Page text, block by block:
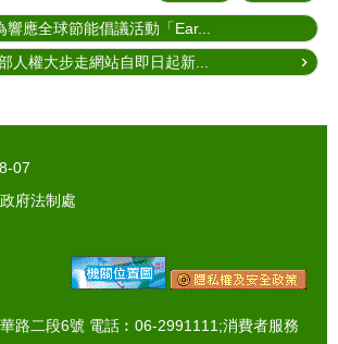
響應全球節能倡議活動「Ear...
人權大步走網站自即日起新...
07
府法制處
路二段6號 電話︰06-2991111;消費者服務